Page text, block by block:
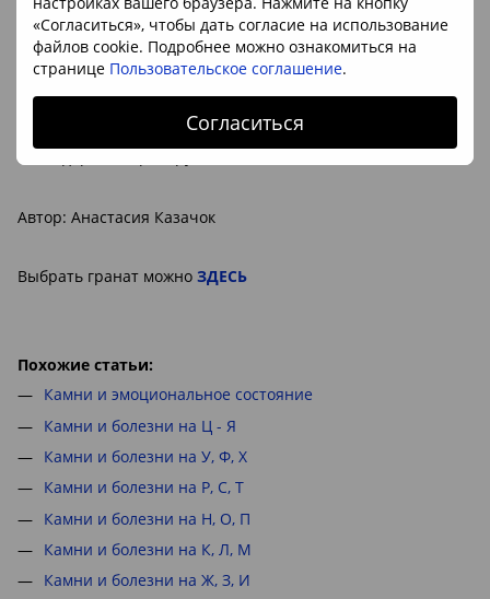
«Согласиться», чтобы дать согласие на использование
файлов cookie. Подробнее можно ознакомиться на
странице Пользовательское соглашение.
Согласиться
безопасности;
укрепляет внутреннюю силу для принятия верных
решений и осуществления перемен;
искренность и честность в личных отношениях между
людьми, если приобрести 2 кристаллика граната и
Автор: Анастасия Казачок
Выбрать гранат можно ЗДЕСЬ
Похожие статьи:
Камни и эмоциональное состояние
Камни и болезни на Ц - Я
Камни и болезни на У, Ф, Х
Камни и болезни на Р, С, Т
Камни и болезни на Н, О, П
Камни и болезни на К, Л, М
Камни и болезни на Ж, З, И